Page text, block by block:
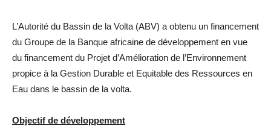
L’Autorité du Bassin de la Volta (ABV) a obtenu un financement
du Groupe de la Banque africaine de développement en vue
du financement du Projet d’Amélioration de l’Environnement
propice à la Gestion Durable et Equitable des Ressources en
Eau dans le bassin de la volta.
Objectif de développement